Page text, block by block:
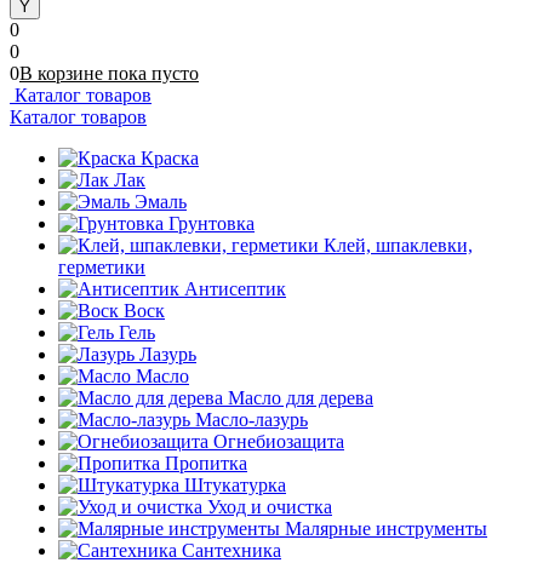
0
0
0В корзине пока пусто
Каталог товаров
Каталог товаров
Краска
Лак
Эмаль
Грунтовка
Клей, шпаклевки,
герметики
Антисептик
Воск
Гель
Лазурь
Масло
Масло для дерева
Масло-лазурь
Огнебиозащита
Пропитка
Штукатурка
Уход и очистка
Малярные инструменты
Сантехника